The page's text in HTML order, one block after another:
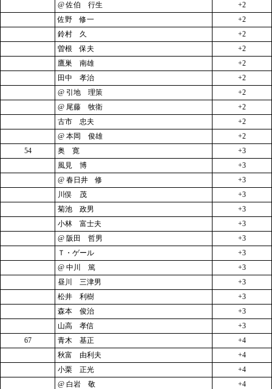
@ 佐伯 行生
+2
佐野 修一
+2
鈴村 久
+2
曽根 保夫
+2
鷹巣 南雄
+2
田中 孝治
+2
@ 引地 理策
+2
@ 尾藤 牧衛
+2
古市 忠夫
+2
@ 本岡 俊雄
+2
54
奥 寛
+3
風見 博
+3
@ 春日井 修
+3
川俣 茂
+3
菊池 政男
+3
小林 富士夫
+3
@ 阪田 哲男
+3
Ｔ・ゲール
+3
@ 中川 篤
+3
昼川 三津男
+3
松井 利樹
+3
森本 俊治
+3
山高 孝信
+3
67
青木 基正
+4
秋富 由利夫
+4
小栗 正光
+4
@ 白岩 敬
+4